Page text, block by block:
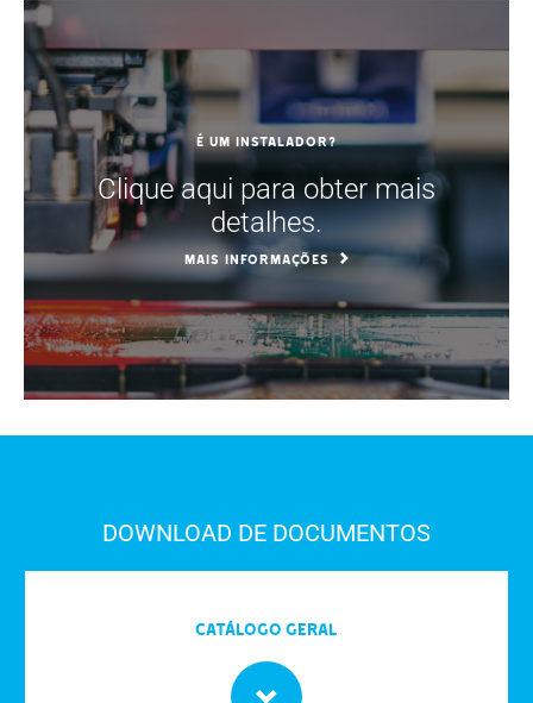
É um instalador?
Clique aqui para obter mais
detalhes.
MAIS INFORMAÇÕES
DOWNLOAD DE DOCUMENTOS
Catálogo Geral